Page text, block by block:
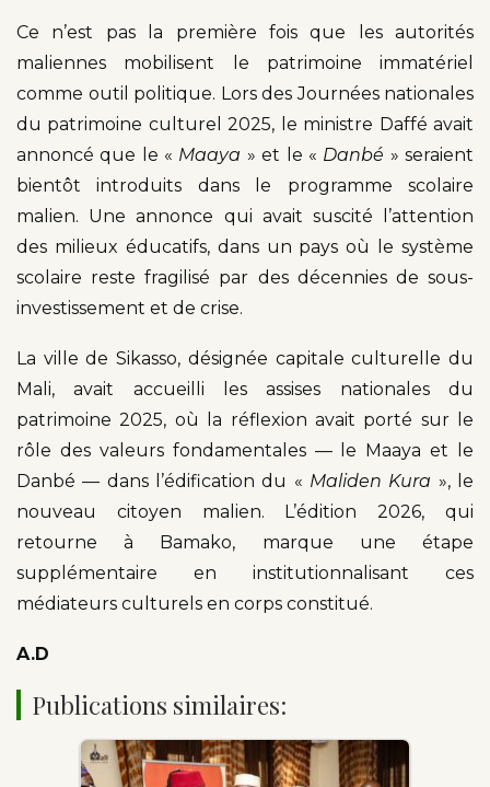
Ce n’est pas la première fois que les autorités
maliennes mobilisent le patrimoine immatériel
comme outil politique. Lors des Journées nationales
du patrimoine culturel 2025, le ministre Daffé avait
annoncé que le « Maaya » et le « Danbé » seraient
bientôt introduits dans le programme scolaire
malien. Une annonce qui avait suscité l’attention
des milieux éducatifs, dans un pays où le système
scolaire reste fragilisé par des décennies de sous-
investissement et de crise.
La ville de Sikasso, désignée capitale culturelle du
Mali, avait accueilli les assises nationales du
patrimoine 2025, où la réflexion avait porté sur le
rôle des valeurs fondamentales — le Maaya et le
Danbé — dans l’édification du « Maliden Kura », le
nouveau citoyen malien. L’édition 2026, qui
retourne à Bamako, marque une étape
supplémentaire en institutionnalisant ces
médiateurs culturels en corps constitué.
A.D
Publications similaires: